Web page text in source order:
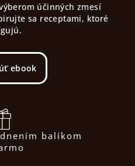
účinných zmesí
sa receptami, ktoré
ebook
balíkom